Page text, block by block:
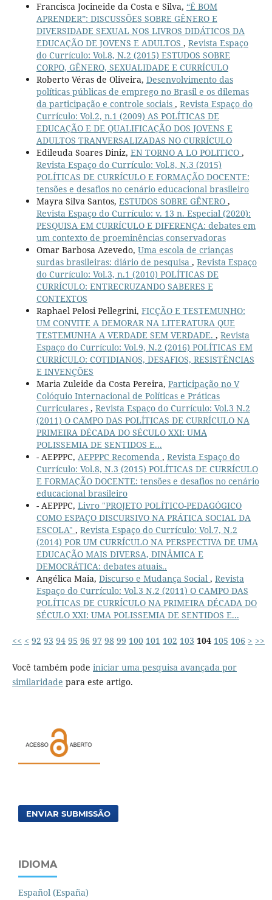
Francisca Jocineide da Costa e Silva, “É BOM
APRENDER”: DISCUSSÕES SOBRE GÊNERO E
DIVERSIDADE SEXUAL NOS LIVROS DIDÁTICOS DA
EDUCAÇÃO DE JOVENS E ADULTOS , Revista Espaço
do Currículo: Vol.8, N.2 (2015) ESTUDOS SOBRE
CORPO, GÊNERO, SEXUALIDADE E CURRÍCULO
Roberto Véras de Oliveira, Desenvolvimento das
políticas públicas de emprego no Brasil e os dilemas
da participação e controle sociais , Revista Espaço do
Currículo: Vol.2, n.1 (2009) AS POLÍTICAS DE
EDUCAÇÃO E DE QUALIFICAÇÃO DOS JOVENS E
ADULTOS TRANVERSALIZADAS NO CURRÍCULO
Edileuda Soares Diniz, EN TORNO A LO POLITICO ,
Revista Espaço do Currículo: Vol.8, N.3 (2015)
POLÍTICAS DE CURRÍCULO E FORMAÇÃO DOCENTE:
tensões e desafios no cenário educacional brasileiro
Mayra Silva Santos, ESTUDOS SOBRE GÊNERO ,
Revista Espaço do Currículo: v. 13 n. Especial (2020):
PESQUISA EM CURRÍCULO E DIFERENÇA: debates em
um contexto de proeminências conservadoras
Omar Barbosa Azevedo, Uma escola de crianças
surdas brasileiras: diário de pesquisa , Revista Espaço
do Currículo: Vol.3, n.1 (2010) POLÍTICAS DE
CURRÍCULO: ENTRECRUZANDO SABERES E
CONTEXTOS
Raphael Pelosi Pellegrini, FICÇÃO E TESTEMUNHO:
UM CONVITE A DEMORAR NA LITERATURA QUE
TESTEMUNHA A VERDADE SEM VERDADE. , Revista
Espaço do Currículo: Vol.9, N.2 (2016) POLÍTICAS EM
CURRÍCULO: COTIDIANOS, DESAFIOS, RESISTÊNCIAS
E INVENÇÕES
Maria Zuleide da Costa Pereira, Participação no V
Colóquio Internacional de Políticas e Práticas
Curriculares , Revista Espaço do Currículo: Vol.3 N.2
(2011) O CAMPO DAS POLÍTICAS DE CURRÍCULO NA
PRIMEIRA DÉCADA DO SÉCULO XXI: UMA
POLISSEMIA DE SENTIDOS E...
- AEPPPC, AEPPPC Recomenda , Revista Espaço do
Currículo: Vol.8, N.3 (2015) POLÍTICAS DE CURRÍCULO
E FORMAÇÃO DOCENTE: tensões e desafios no cenário
educacional brasileiro
- AEPPPC, Livro "PROJETO POLÍTICO-PEDAGÓGICO
COMO ESPAÇO DISCURSIVO NA PRÁTICA SOCIAL DA
ESCOLA" , Revista Espaço do Currículo: Vol.7, N.2
(2014) POR UM CURRÍCULO NA PERSPECTIVA DE UMA
EDUCAÇÃO MAIS DIVERSA, DINÂMICA E
DEMOCRÁTICA: debates atuais..
Angélica Maia, Discurso e Mudança Social , Revista
Espaço do Currículo: Vol.3 N.2 (2011) O CAMPO DAS
POLÍTICAS DE CURRÍCULO NA PRIMEIRA DÉCADA DO
SÉCULO XXI: UMA POLISSEMIA DE SENTIDOS E...
<< < 92 93 94 95 96 97 98 99 100 101 102 103 104 105 106 > >>
Você também pode iniciar uma pesquisa avançada por
similaridade para este artigo.
ENVIAR SUBMISSÃO
IDIOMA
Español (España)